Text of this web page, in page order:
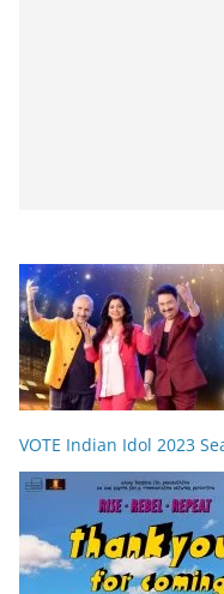
VOTE Indian Idol 2023